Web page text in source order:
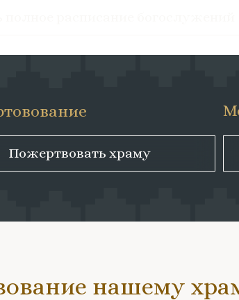
Пожертвовать храму
нашему